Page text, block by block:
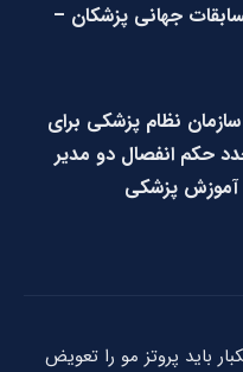
جهانی پزشکان –
نظام پزشکی برای
حکم انفصال دو مدیر
آموزش پزشکی
باید پروتز مو را تعویض